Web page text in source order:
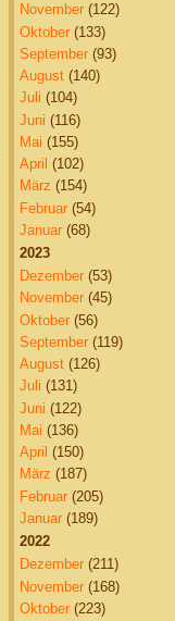
November(122)
Oktober(133)
September(93)
August(140)
Juli (104)
Juni (116)
Mai (155)
April (102)
März (154)
Februar(54)
Januar(68)
2023
Dezember(53)
November(45)
Oktober(56)
September(119)
August(126)
Juli (131)
Juni (122)
Mai (136)
April (150)
März (187)
Februar(205)
Januar(189)
2022
Dezember(211)
November(168)
Oktober(223)